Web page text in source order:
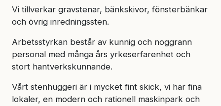
Vi tillverkar gravstenar, bänkskivor, fönsterbänkar
och övrig inredningssten.
Arbetsstyrkan består av kunnig och noggrann
personal med många års yrkeserfarenhet och
stort hantverkskunnande.
Vårt stenhuggeri är i mycket fint skick, vi har fina
lokaler, en modern och rationell maskinpark och